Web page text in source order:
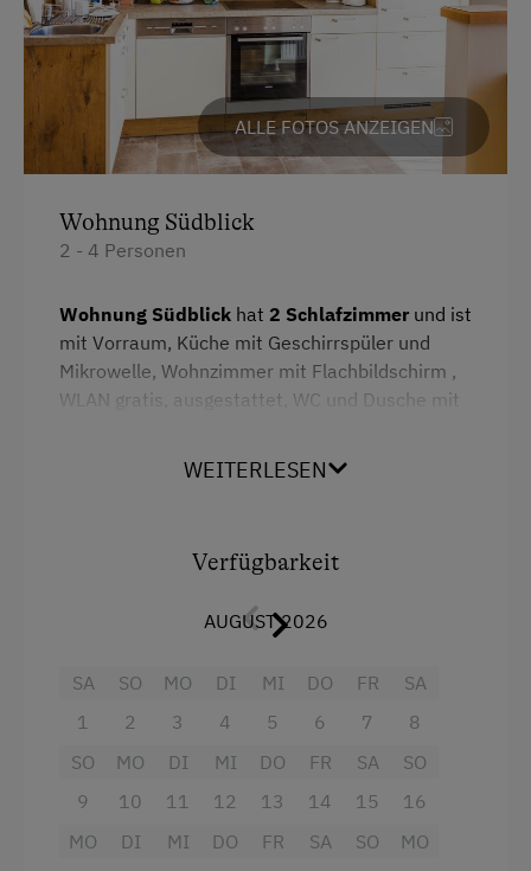
Garten/Wiese
Hofeigene Produkte
Mithilfe am Hof
Kinder-Ausstattung
Kinder sind willkommen
Kinderspielplatz
Spielzeug
Ausstattung der Wohneinheit
Brötchenservice
Kaffeemaschine
Terrasse
Waschmaschine
Verpflegung
Ohne Verpflegung
ALLE FOTOS ANZEIGEN
Wohnung Südblick
2 - 4 Personen
Wohnung Südblick hat 2 Schlafzimmer und ist
mit Vorraum, Küche mit Geschirrspüler und
Mikrowelle, Wohnzimmer mit Flachbildschirm ,
WLAN gratis, ausgestattet, WC und Dusche mit
Doppelbett (Kingsize)
WEITERLESEN
Verfügbarkeit
AUGUST 2026
SA
1
SO
2
MO
3
DI
4
MI
5
DO
6
FR
7
SA
8
SO
9
MO
10
DI
11
MI
12
DO
13
FR
14
SA
15
SO
16
MO
DI
MI
DO
FR
SA
SO
MO